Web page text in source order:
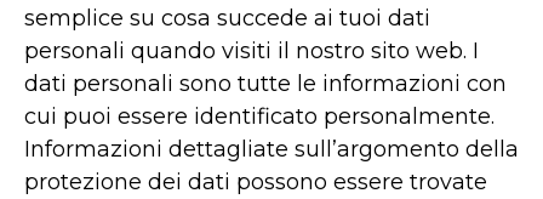
semplice su cosa succede ai tuoi dati
personali quando visiti il nostro sito web. I
dati personali sono tutte le informazioni con
cui puoi essere identificato personalmente.
Informazioni dettagliate sull’argomento della
protezione dei dati possono essere trovate